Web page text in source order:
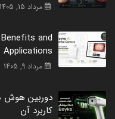
مرداد 15, 1405
and
Applications
مرداد 9, 1405
کاربرد آن